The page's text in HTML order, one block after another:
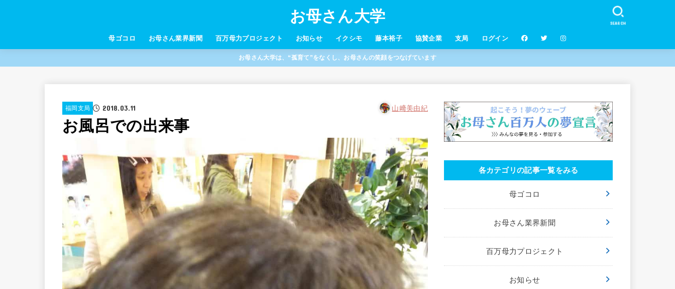
お母さん大学
母ゴコロ お母さん業界新聞 百万母力プロジェクト お知らせ イクシモ 藤本裕子 協賛企業 支局 ログイン
SEARCH
お母さん大学は、“孤育て”をなくし、お母さんの笑顔をつなげています
福岡支局 2018.03.11 山﨑美由紀
お風呂での出来事
各カテゴリの記事一覧をみる
母ゴコロ
お母さん業界新聞
百万母力プロジェクト
お知らせ